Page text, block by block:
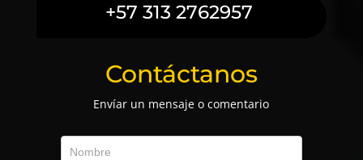
+57 313 2762957
Contáctanos
Envíar un mensaje o comentario